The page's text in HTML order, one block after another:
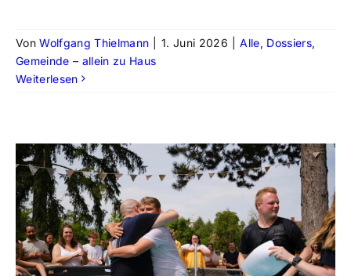
VonWolfgang Thielmann 1. Juni 2026 Alle, Dossiers,
Gemeinde – allein zu Haus
Weiterlesen